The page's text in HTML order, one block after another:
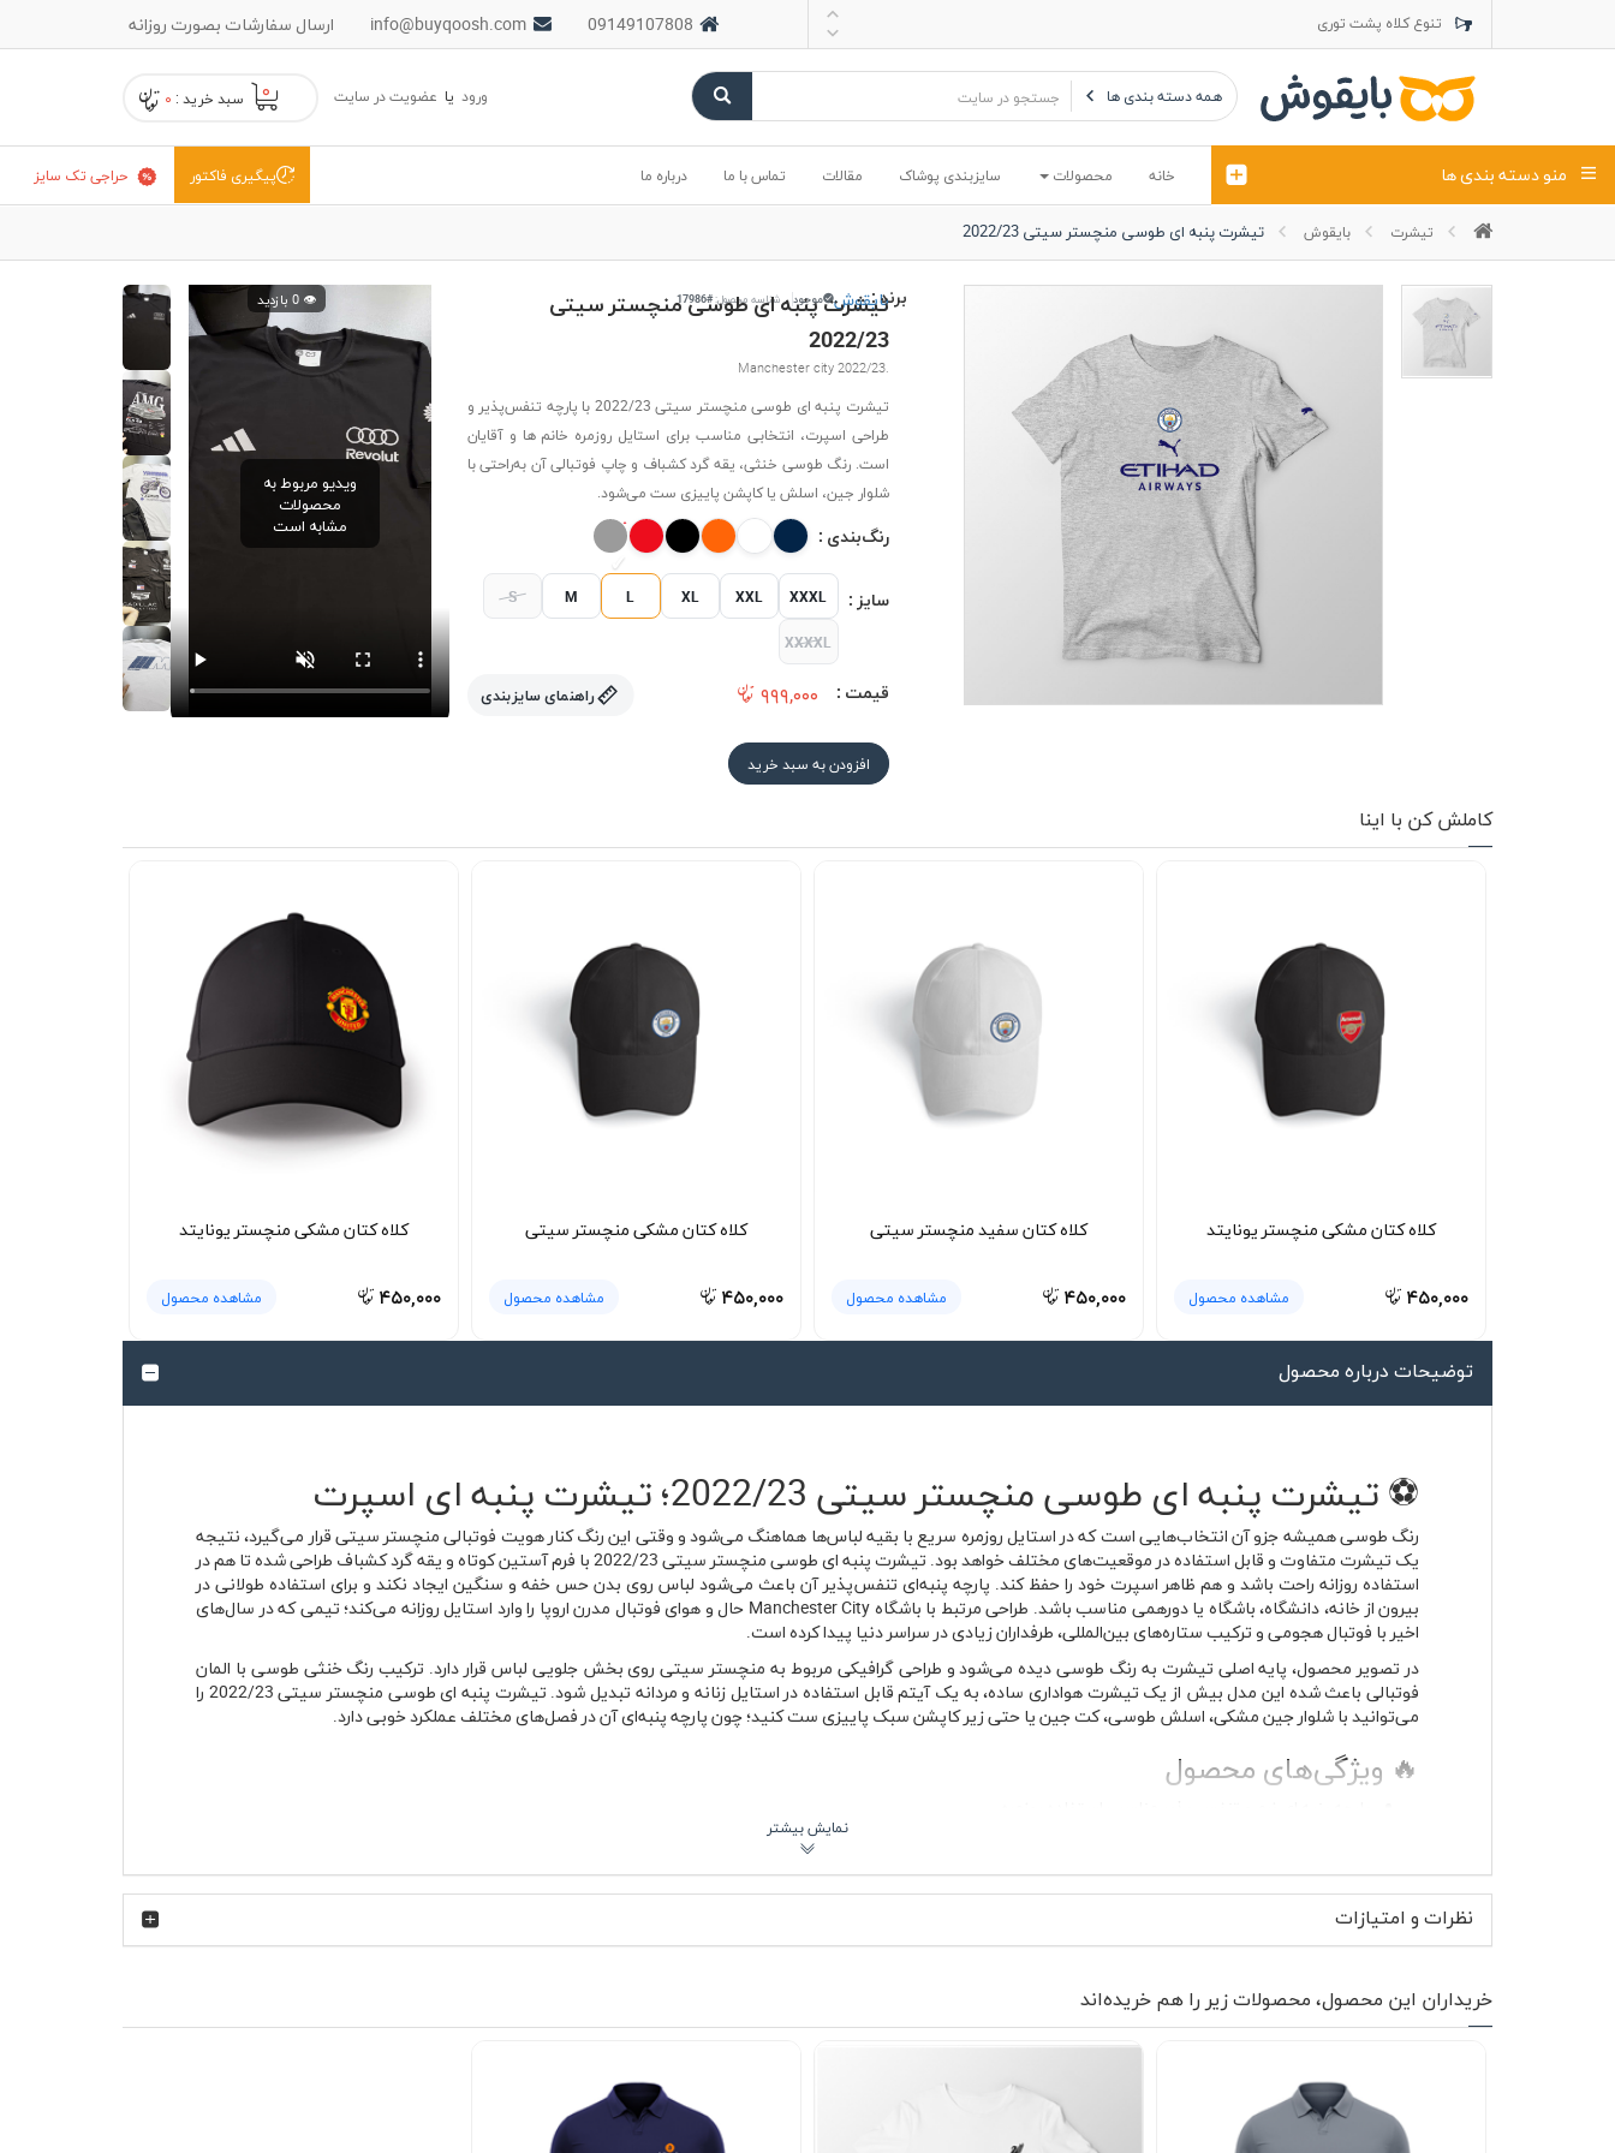
تنوع کلاه پشت توری
تنوع کلاه کتان
تنوع تراول ماک
ارسال سفارشات بصورت روزانه info@buyqoosh.com 09149107808
همه دسته بندی ها ۰ سبد خرید : ۰ ورود یا عضویت در سایت
حراجی تک سایز پیگیری فاکتور خانه محصولات سایزبندی پوشاک مقالات تماس با ما درباره ما منو دسته بندی ها
تیشرت بایقوش تیشرت پنبه ای طوسی منچستر سیتی 2022/23
تیشرت پنبه ای طوسی منچستر سیتی
2022/23
Manchester city 2022/23.
برند :بایقوش موجود شناسه محصول:#17986
تیشرت پنبه ای طوسی منچستر سیتی 2022/23 با پارچه تنفس‌پذیر و
طراحی اسپرت، انتخابی مناسب برای استایل روزمره خانم ها و آقایان
است. رنگ طوسی خنثی، یقه گرد کشباف و چاپ فوتبالی آن به‌راحتی با
شلوار جین، اسلش یا کاپشن پاییزی ست می‌شود.
رنگ‌بندی :
سایز : S M L XL XXL XXXL
XXXXL
قیمت : ۹۹۹,۰۰۰ راهنمای سایزبندی
افزودن به سبد خرید
👁️ 0 بازدید
ویدیو مربوط به
محصولات
مشابه است
کاملش کن با اینا
کلاه کتان مشکی منچستر یونایتد
۴۵۰,۰۰۰ مشاهده محصول
کلاه کتان سفید منچستر سیتی
۴۵۰,۰۰۰ مشاهده محصول
کلاه کتان مشکی منچستر سیتی
۴۵۰,۰۰۰ مشاهده محصول
کلاه کتان مشکی منچستر یونایتد
۴۵۰,۰۰۰ مشاهده محصول
توضیحات درباره محصول
⚽ تیشرت پنبه ای طوسی منچستر سیتی 2022/23؛ تیشرت پنبه ای اسپرت
رنگ طوسی همیشه جزو آن انتخاب‌هایی است که در استایل روزمره سریع با بقیه لباس‌ها هماهنگ می‌شود و وقتی این رنگ کنار هویت فوتبالی منچستر سیتی قرار می‌گیرد، نتیجه
یک تیشرت متفاوت و قابل استفاده در موقعیت‌های مختلف خواهد بود. تیشرت پنبه ای طوسی منچستر سیتی 2022/23 با فرم آستین کوتاه و یقه گرد کشباف طراحی شده تا هم در
استفاده روزانه راحت باشد و هم ظاهر اسپرت خود را حفظ کند. پارچه پنبه‌ای تنفس‌پذیر آن باعث می‌شود لباس روی بدن حس خفه و سنگین ایجاد نکند و برای استفاده طولانی در
بیرون از خانه، دانشگاه، باشگاه یا دورهمی مناسب باشد. طراحی مرتبط با باشگاه Manchester City حال و هوای فوتبال مدرن اروپا را وارد استایل روزانه می‌کند؛ تیمی که در سال‌های
اخیر با فوتبال هجومی و ترکیب ستاره‌های بین‌المللی، طرفداران زیادی در سراسر دنیا پیدا کرده است.
در تصویر محصول، پایه اصلی تیشرت به رنگ طوسی دیده می‌شود و طراحی گرافیکی مربوط به منچستر سیتی روی بخش جلویی لباس قرار دارد. ترکیب رنگ خنثی طوسی با المان
فوتبالی باعث شده این مدل بیش از یک تیشرت هواداری ساده، به یک آیتم قابل استفاده در استایل زنانه و مردانه تبدیل شود. تیشرت پنبه ای طوسی منچستر سیتی 2022/23 را
می‌توانید با شلوار جین مشکی، اسلش طوسی، کت جین یا حتی زیر کاپشن سبک پاییزی ست کنید؛ چون پارچه پنبه‌ای آن در فصل‌های مختلف عملکرد خوبی دارد.
🔥 ویژگی‌های محصول
یقه گرد کشباف با فرم راحت برای استفاده طولانی
آستین کوتاه مناسب فصل گرم و استایل لایه‌ای در پاییز
دوخت مناسب برای حفظ فرم لباس بعد از شستشو
بدون پرز و بدون آب رفت در استفاده مداوم
لباس بیش از حد جذب یا خشک طراحی نشده و برای استایل آزاد روزانه انتخاب کاربردی‌تری محسوب می‌شود. یقه گرد کشباف کمک می‌کند فرم یقه بعد از استفاده مداوم تغییر شکل
دوستانه هم گزینه جذابی خواهد بود. چاپ جلوی لباس هم باعث شده ظاهر تیشرت ساده و بی‌روح نباشد و هویت فوتبالی آن به‌وضوح دیده شود.
👕 موارد استفاده و استایل پیشنهادی
نظرات و امتیازات
خریداران این محصول، محصولات زیر را هم خریده‌اند